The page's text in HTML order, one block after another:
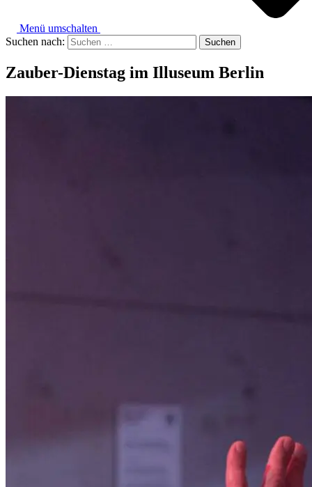
Menü umschalten
Suchen nach:
Zauber-Dienstag im Illuseum Berlin